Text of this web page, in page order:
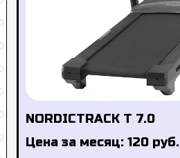
NORDICTRACK T 7.0
Цена за месяц: 120 руб.